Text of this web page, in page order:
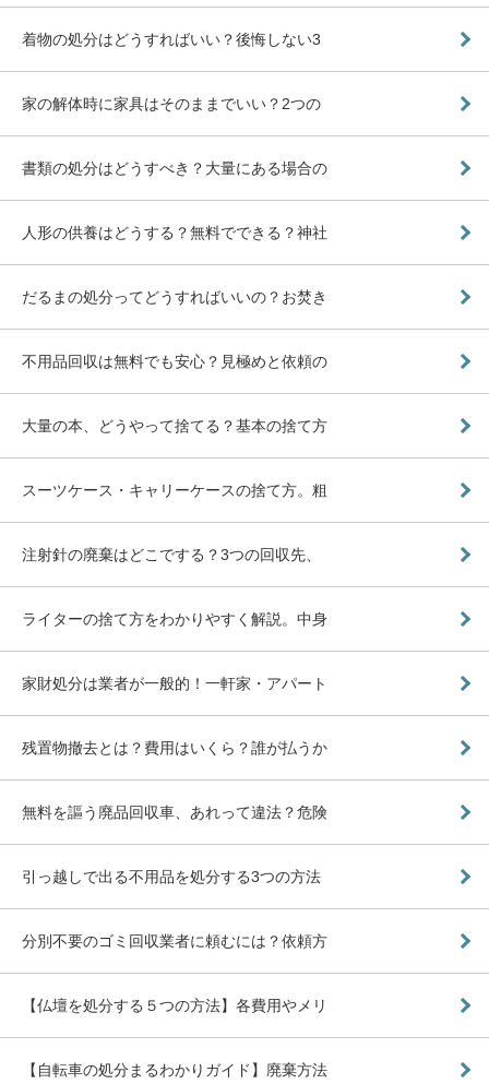
着物の処分はどうすればいい？後悔しない3
家の解体時に家具はそのままでいい？2つの
書類の処分はどうすべき？大量にある場合の
人形の供養はどうする？無料でできる？神社
だるまの処分ってどうすればいいの？お焚き
不用品回収は無料でも安心？見極めと依頼の
大量の本、どうやって捨てる？基本の捨て方
スーツケース・キャリーケースの捨て方。粗
注射針の廃棄はどこでする？3つの回収先、
ライターの捨て方をわかりやすく解説。中身
家財処分は業者が一般的！一軒家・アパート
残置物撤去とは？費用はいくら？誰が払うか
無料を謳う廃品回収車、あれって違法？危険
引っ越しで出る不用品を処分する3つの方法
分別不要のゴミ回収業者に頼むには？依頼方
【仏壇を処分する５つの方法】各費用やメリ
【自転車の処分まるわかりガイド】廃棄方法